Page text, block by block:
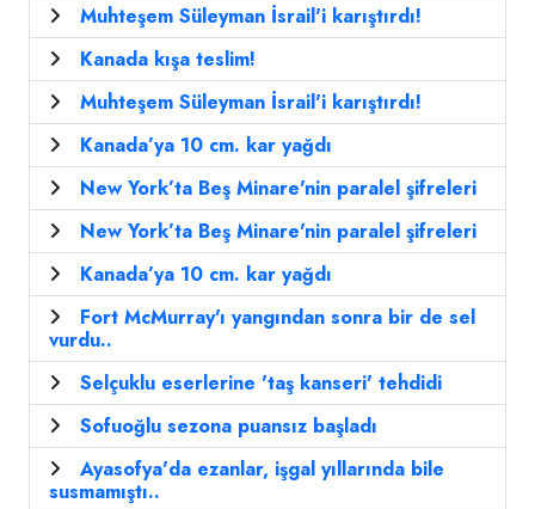
Muhteşem Süleyman İsrail'i karıştırdı!
Kanada kışa teslim!
Muhteşem Süleyman İsrail'i karıştırdı!
Kanada’ya 10 cm. kar yağdı
New York’ta Beş Minare'nin paralel şifreleri
New York’ta Beş Minare'nin paralel şifreleri
Kanada’ya 10 cm. kar yağdı
Fort McMurray'ı yangından sonra bir de sel
vurdu..
Selçuklu eserlerine 'taş kanseri' tehdidi
Sofuoğlu sezona puansız başladı
Ayasofya'da ezanlar, işgal yıllarında bile
susmamıştı..